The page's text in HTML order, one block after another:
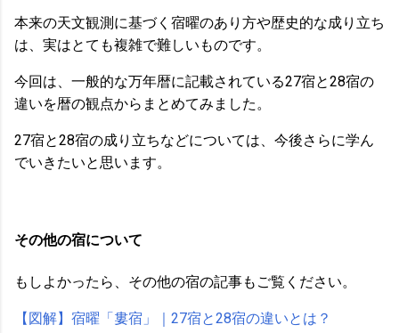
本来の天文観測に基づく宿曜のあり方や歴史的な成り立ち
は、実はとても複雑で難しいものです。
今回は、一般的な万年暦に記載されている27宿と28宿の
違いを暦の観点からまとめてみました。
27宿と28宿の成り立ちなどについては、今後さらに学ん
でいきたいと思います。
その他の宿について
もしよかったら、その他の宿の記事もご覧ください。
【図解】宿曜「婁宿」｜27宿と28宿の違いとは？